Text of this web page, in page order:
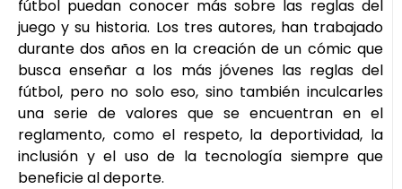
fútbol puedan conocer más sobre las reglas del
juego y su historia. Los tres autores, han trabajado
durante dos años en la creación de un cómic que
busca enseñar a los más jóvenes las reglas del
fútbol, pero no solo eso, sino también inculcarles
una serie de valores que se encuentran en el
reglamento, como el respeto, la deportividad, la
inclusión y el uso de la tecnología siempre que
beneficie al deporte.